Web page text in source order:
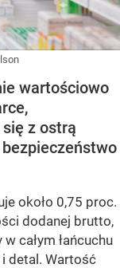
wartościowo
z ostrą
około 0,75 proc.
dodanej brutto,
całym łańcuchu
detal. Wartość